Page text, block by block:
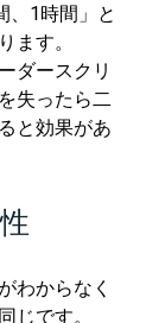
、1時間」と
ます。
ダースクリ
失ったら二
と効果があ
わからなく
じです。